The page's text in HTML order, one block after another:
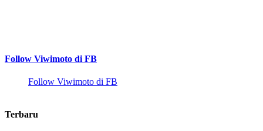
Follow Viwimoto di FB
Follow Viwimoto di FB
Terbaru